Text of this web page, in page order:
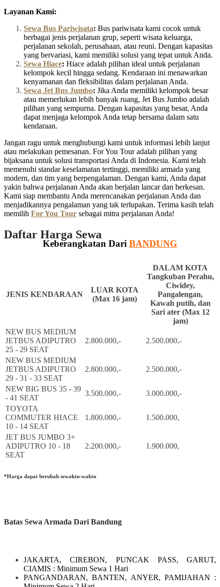
Layanan Kami:
Sewa Bus Pariwisata: Bus pariwisata kami cocok untuk
berbagai jenis perjalanan grup, seperti wisata keluarga,
perjalanan sekolah, perusahaan, atau reuni. Dengan kapasitas
yang bervariasi, kami memiliki solusi yang tepat untuk Anda.
Sewa Hiace: Hiace adalah pilihan ideal untuk perjalanan
kelompok kecil hingga sedang. Kendaraan ini menawarkan
kenyamanan dan fleksibilitas dalam perjalanan Anda.
Sewa Jet Bus Jumbo: Jika Anda memiliki kelompok besar
atau memerlukan lebih banyak ruang, Jet Bus Jumbo adalah
pilihan yang sempurna. Dengan kapasitas yang besar, Anda
dapat menjaga kelompok Anda tetap bersama dalam satu
kendaraan.
Jangan ragu untuk menghubungi kami untuk informasi lebih lanjut
atau melakukan pemesanan. For You Tour adalah pilihan yang
bijaksana untuk solusi transportasi Anda di Indonesia. Kami telah
memenuhi standar keselamatan tertinggi, memiliki armada yang
modern, dan tim yang berpengalaman. Dengan kami, Anda dapat
yakin bahwa perjalanan Anda akan berjalan lancar dan berkesan.
Kami siap membantu Anda merencanakan perjalanan Anda dan
menjadikannya pengalaman yang tak terlupakan. Terima kasih telah
memilih For You Tour sebagai mitra perjalanan Anda!
Daftar Harga Sewa
Keberangkatan Dari BANDUNG
JENIS KENDARAAN
LUAR KOTA
(Max 16 jam)
DALAM KOTA
Tangkuban Perahu,
Ciwidey,
Pangalengan,
Kawah putih, dan
Sari ater (Max 12
jam)
NEW BUS MEDIUM
JETBUS ADIPUTRO
25 - 29 SEAT
2.800.000,- 2.500.000,-
NEW BUS MEDIUM
JETBUS ADIPUTRO
29 - 31 - 33 SEAT
2.800.000,- 2.500.000,-
NEW BIG BUS 35 - 39
- 41 SEAT
3.500.000,-
3.000.000,-
TOYOTA
COMMUTER HIACE
10 - 14 SEAT
1.800.000,- 1.500.000,
JET BUS JUMBO 3+
ADIPUTRO 10 - 18
SEAT
2.200.000,- 1.900.000,
*Harga dapat berubah sewaktu-waktu
Batas Sewa Armada Dari Bandung
JAKARTA, CIREBON, PUNCAK PASS, GARUT,
CIAMIS : Minimum Sewa 1 Hari
PANGANDARAN, BANTEN, ANYER, PAMIJAHAN :